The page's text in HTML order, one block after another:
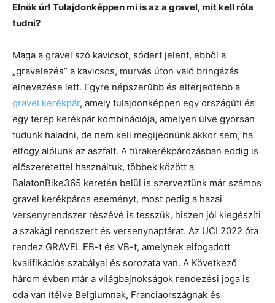
Elnök úr! Tulajdonképpen mi is az a gravel, mit kell róla
tudni?
Maga a gravel szó kavicsot, sódert jelent, ebből a
„gravelezés” a kavicsos, murvás úton való bringázás
elnevezése lett. Egyre népszerűbb és elterjedtebb a
gravel kerékpár, amely tulajdonképpen egy országúti és
egy terep kerékpár kombinációja, amelyen ülve gyorsan
tudunk haladni, de nem kell megijednünk akkor sem, ha
elfogy alólunk az aszfalt. A túrakerékpározásban eddig is
előszeretettel használtuk, többek között a
BalatonBike365 keretén belül is szerveztünk már számos
gravel kerékpáros eseményt, most pedig a hazai
versenyrendszer részévé is tesszük, hiszen jól kiegészíti
a szakági rendszert és versenynaptárat. Az UCI 2022 óta
rendez GRAVEL EB-t és VB-t, amelynek elfogadott
kvalifikációs szabályai és sorozata van. A Következő
három évben már a világbajnokságok rendezési joga is
oda van ítélve Belgiumnak, Franciaországnak és